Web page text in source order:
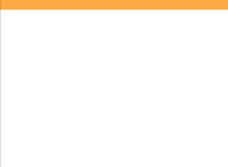
Stukadoorsbedrijf Huizen is een